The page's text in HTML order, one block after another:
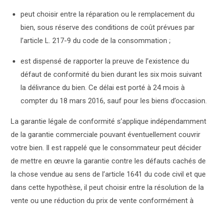
peut choisir entre la réparation ou le remplacement du
bien, sous réserve des conditions de coût prévues par
l’article L. 217-9 du code de la consommation ;
est dispensé de rapporter la preuve de l’existence du
défaut de conformité du bien durant les six mois suivant
la délivrance du bien. Ce délai est porté à 24 mois à
compter du 18 mars 2016, sauf pour les biens d’occasion.
La garantie légale de conformité s’applique indépendamment
de la garantie commerciale pouvant éventuellement couvrir
votre bien. Il est rappelé que le consommateur peut décider
de mettre en œuvre la garantie contre les défauts cachés de
la chose vendue au sens de l’article 1641 du code civil et que
dans cette hypothèse, il peut choisir entre la résolution de la
vente ou une réduction du prix de vente conformément à